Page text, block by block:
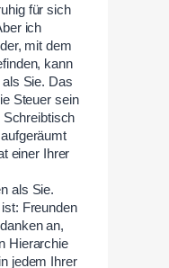
für sich
ich
mit dem
kann
Sie. Das
Steuer sein
Schreibtisch
einer Ihrer
als Sie.
Freunden
an,
Hierarchie
jedem Ihrer